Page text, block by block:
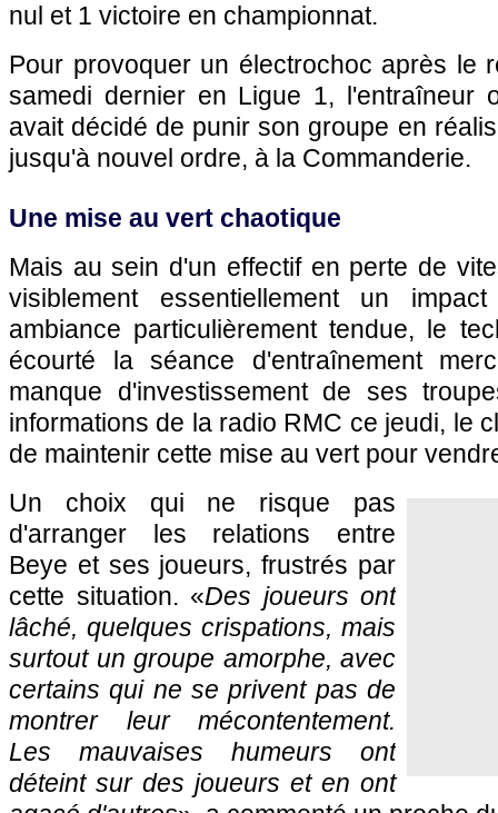
nul et 1 victoire en championnat.
Pour provoquer un électrochoc après le
samedi dernier en Ligue 1, l'entraîneur
avait décidé de punir son groupe en
jusqu'à nouvel ordre, à la Commanderie.
Une mise au vert chaotique
Mais au sein d'un effectif en perte de
visiblement essentiellement un
ambiance particulièrement tendue, le
écourté la séance d'entraînement
manque d'investissement de ses
informations de la radio RMC ce jeudi, le
de maintenir cette mise au vert pour
Un choix qui ne risque pas
d'arranger les relations entre
Beye et ses joueurs, frustrés par
cette situation. «Des joueurs ont
lâché, quelques crispations, mais
surtout un groupe amorphe, avec
certains qui ne se privent pas de
montrer leur mécontentement.
Les mauvaises humeurs ont
déteint sur des joueurs et en ont